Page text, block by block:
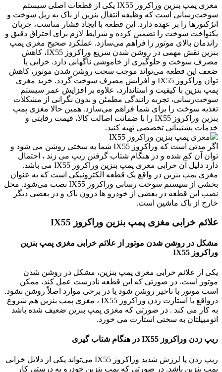
مغزی پمپ بنزین وراکروز IX55 یکی از قطعات اصلی سیستم
سوخت‌رسانی است که وظیفه انتقال بنزین از باک به ریل سوخت و
انژکتورها را بر عهده دارد. این قطعه با ایجاد فشار مناسب، جریان
یکنواخت سوخت را تضمین کرده و شرایط لازم برای احتراق دقیق و
راندمان بالای موتور را فراهم می‌سازد. عملکرد صحیح مغزی پمپ
بنزین نقش مهمی در روشن شدن سریع وراکروز IX55، کاهش
مصرف سوخت و جلوگیری از خاموشی ناگهانی دارد. خرابی یا
ضعف این قطعه می‌تواند موجب سخت روشن شدن موتور، کاهش
توان وراکروز IX55 و افزایش مصرف سوخت گردد. خرید مغزی
پمپ بنزین با کیفیت و استاندارد، علاوه بر افزایش عمر سیستم
سوخت‌رسانی، تجربه رانندگی مطمئن و بدون نگرانی از مشکلات
تغذیه سوخت را برای شما فراهم می‌سازد. همین حالا مغزی پمپ
بنزین وراکروز IX55 را با ضمانت اصالت کالا، قیمت رقابتی و
خدمات پشتیبانی تخصصی تهیه کنید.
اگر مدتی است که وراکروز IX55 شما به سختی روشن می شود و
توان آن کم شده و در هنگام شتاب گرفتن ریپ می زند ، احتمال
دارد دلیل آن خرابی مغزی پمپ بنزین وراکروز IX55 می باشد.
مغزی پمپ بنزین در واقع یک قطعه الکترونیکی است که به عنوان
بخشی از سیستم سوخت رسانی وراکروز IX55 نصب می‌شود. محل
نصب این قطعه در بعضی از خودرو ها درون باک و در بعضی دیگر
خارج از باک ماشین است.
علائم خرابی مغزی پمپ بنزین وراکروز IX55
مشکل در روشن شدن موتور از علائم خرابی مغزی پمپ بنزین
وراکروز IX55
یکی از علائم خرابی مغزی پمپ بنزین، مشکل در روشن شدن
موتور است. در صورتی که این قطعه نادرست عمل کند، ممکن
است موتور با تاخیر روشن شود یا در برخی موارد اصلاً روشن نشود.
درواقع با استارت زدن وراکروز IX55 ، مغزی پمپ بنزین هم شروع
به کار می کند . در صورتی که مغزی پمپ بنزین ضعیف شده باشد
اتومبیلتان به سختی استارت می خورد.
ریپ زدن وراکروز IX55 در هنگام شتاب گیری
ریپ زدن یا لرزش شدید وراکروز IX55 می‌تواند یکی از دلایل خرابی
پمپ بنزین باشد. در صورتی که پمپ بنزین خودرو به درستی کار